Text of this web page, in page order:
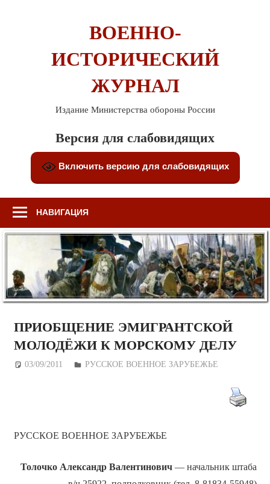
ВОЕННО-
ИСТОРИЧЕСКИЙ
ЖУРНАЛ
Издание Министерства обороны России
Версия для слабовидящих
Включить версию для слабовидящих
НАВИГАЦИЯ
ПРИОБЩЕНИЕ ЭМИГРАНТСКОЙ
МОЛОДЁЖИ К МОРСКОМУ ДЕЛУ
03/09/2011 Дежурный по Редакции
РУССКОЕ ВОЕННОЕ ЗАРУБЕЖЬЕ
РУССКОЕ ВОЕННОЕ ЗАРУБЕЖЬЕ
Толочко Александр Валентинович — начальник штаба